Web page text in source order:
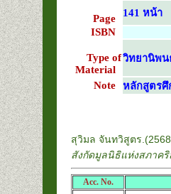
Page
141 หน้า
ISBN
Type of
Material
วิทยานิพน
Note หลักสูตรศึ
สุวิมล จันทวิสูตร
สังกัดมูลนิธิแห่งสภาคริ
Acc. No.